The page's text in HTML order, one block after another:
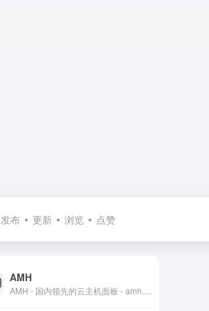
发布 更新 浏览 点赞
AMH